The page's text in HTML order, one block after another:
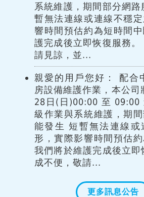
系統維護，期間部分網
暫無法連線或連線不穩
響時間預估約為短時間
護完成後立即恢復服務
請見諒，並...
親愛的用戶您好： 配合
房設備維護作業，本公司
28日(日)00:00 至 09:00
級作業與系統維護，期
能發生 短暫無法連線或
形，實際影響時間預估約
我們將於維護完成後立
成不便，敬請...
更多訊息公告